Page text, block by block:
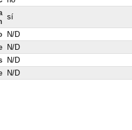
sí
N/D
N/D
N/D
N/D